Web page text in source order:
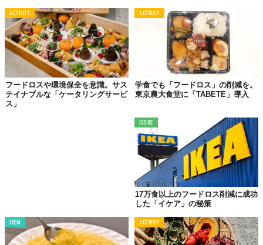
【販売先】
Amazon https://www.amazon.co.jp/dp/B085NVMTB3?
ref=myi_title_dp
Top image: ©デイブレイク
この世界は、もっと広いはずだ。
ACTIVITY
フードロスや環境保全を意識。サス
テイナブルな「ケータリングサービ
ス」
ACTIVITY
学食でも「フードロス」の削減を。
東京農大食堂に「TABETE」導入
ISSUE
17万食以上のフードロス削減に成功
した「イケア」の秘策
ITEM ACTIVITY